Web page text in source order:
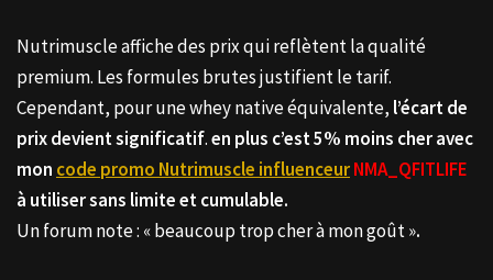
Nutrimuscle affiche des prix qui reflètent la qualité
premium. Les formules brutes justifient le tarif.
Cependant, pour une whey native équivalente, l’écart de
prix devient significatif.en plus c’est 5% moins cher avec
mon code promo Nutrimuscle influenceurNMA_QFITLIFE
à utiliser sans limite et cumulable.
Un forum note : « beaucoup trop cher à mon goût ».